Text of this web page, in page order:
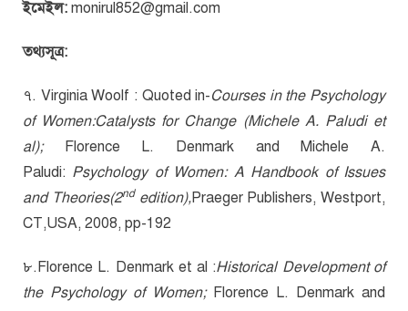
ইমেইল: monirul852@gmail.com
তথ্যসূত্র:
৭. Virginia Woolf : Quoted in-Courses in the Psychology
of Women:Catalysts for Change (Michele A. Paludi et
al); Florence L. Denmark and Michele A.
Paludi: Psychology of Women: A Handbook of Issues
and Theories(2ndedition),Praeger Publishers, Westport,
CT,USA, 2008, pp-192
৮.Florence L. Denmark et al :Historical Development of
the Psychology of Women; Florence L. Denmark and